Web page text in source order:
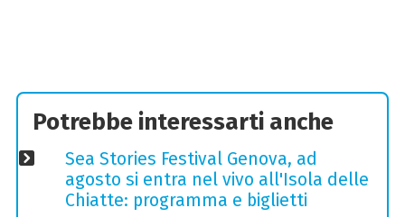
Potrebbe interessarti anche
Sea Stories Festival Genova, ad
agosto si entra nel vivo all'Isola delle
Chiatte: programma e biglietti